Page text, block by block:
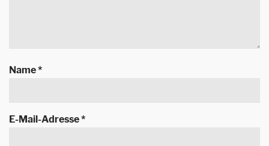
Name*
E-Mail-Adresse*